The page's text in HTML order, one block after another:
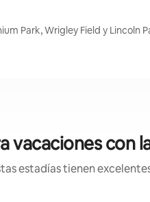
Park, Wrigley Field y Lincoln
vacaciones con
estadías tienen